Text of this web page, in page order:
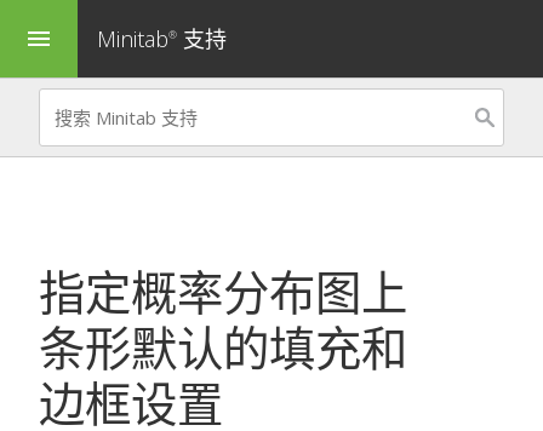
menu Minitab® 支持
指定概率分布图上
条形默认的填充和
边框设置